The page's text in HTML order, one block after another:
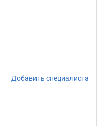
Добавить специалиста